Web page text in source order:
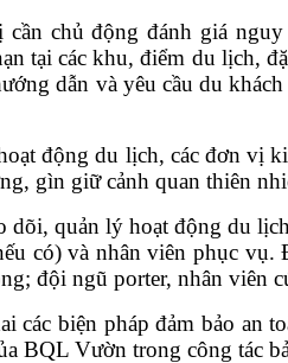
cần chủ động đánh giá
tại các khu, điểm du lịch,
dẫn và yêu cầu du
động du lịch, các đơn vị
gìn giữ cảnh quan thiên
dõi, quản lý hoạt động du
có) và nhân viên phục
đội ngũ porter, nhân viên
các biện pháp đảm bảo an
BQL Vườn trong công tác